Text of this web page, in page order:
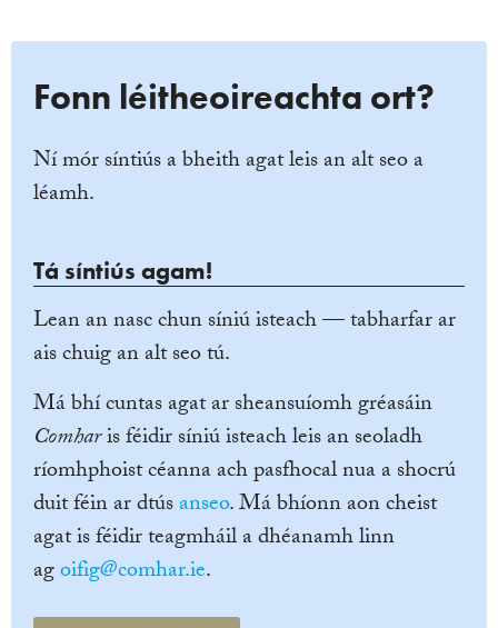
Fonn léitheoireachta ort?
Ní mór síntiús a bheith agat leis an alt seo a
léamh.
Tá síntiús agam!
Lean an nasc chun síniú isteach — tabharfar ar
ais chuig an alt seo tú.
Má bhí cuntas agat ar sheansuíomh gréasáin
Comharis féidir síniú isteach leis an seoladh
ríomhphoist céanna ach pasfhocal nua a shocrú
duit féin ar dtúsanseo. Má bhíonn aon cheist
agat is féidir teagmháil a dhéanamh linn
agoifig@comhar.ie.